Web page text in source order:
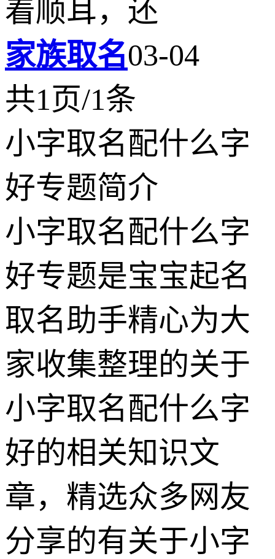
着顺耳，还
家族取名03-04
共1页/1条
小字取名配什么字
好专题简介
小字取名配什么字
好专题是宝宝起名
取名助手精心为大
家收集整理的关于
小字取名配什么字
好的相关知识文
章，精选众多网友
分享的有关于小字